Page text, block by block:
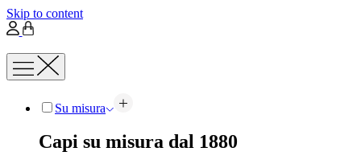
Skip to content
Su misura
Capi su misura dal 1880